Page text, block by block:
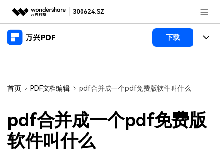
推荐产品
新闻中心
加入我们
下载
桌面端
万兴PDF Mac版
移动端
功能
PDF新功能
PDF编辑器
商业合作
学校&教育
帮助中心
首页 PDF文档编辑 pdf合并成一个pdf免费版软件叫什么
pdf合并成一个pdf免费版
软件叫什么